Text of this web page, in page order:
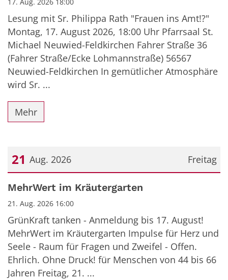
Lesung mit Sr. Philippa Rath "Frauen ins Amt!?"
Montag, 17. August 2026, 18:00 Uhr Pfarrsaal St.
Michael Neuwied-Feldkirchen Fahrer Straße 36
(Fahrer Straße/Ecke Lohmannstraße) 56567
Neuwied-Feldkirchen In gemütlicher Atmosphäre
wird Sr. ...
Mehr
Freitag
21 Aug. 2026
Datum: 21. August 2026
MehrWert im Kräutergarten
21. Aug. 2026 16:00
GrünKraft tanken - Anmeldung bis 17. August!
MehrWert im Kräutergarten Impulse für Herz und
Seele - Raum für Fragen und Zweifel - Offen.
Ehrlich. Ohne Druck! für Menschen von 44 bis 66
Jahren Freitag, 21. ...